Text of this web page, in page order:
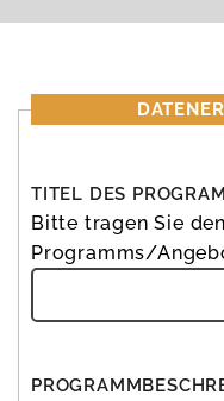
TITEL DES
Bitte tragen Sie den
Programms/